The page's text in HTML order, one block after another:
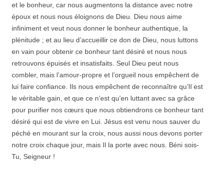
et le bonheur, car nous augmentons la distance avec notre
époux et nous nous éloignons de Dieu. Dieu nous aime
infiniment et veut nous donner le bonheur authentique, la
plénitude ; et au lieu d’accueillir ce don de Dieu, nous luttons
en vain pour obtenir ce bonheur tant désiré et nous nous
retrouvons épuisés et insatisfaits. Seul Dieu peut nous
combler, mais l’amour-propre et l’orgueil nous empêchent de
lui faire confiance. Ils nous empêchent de reconnaître qu’Il est
le véritable gain, et que ce n’est qu’en luttant avec sa grâce
pour purifier nos cœurs que nous obtiendrons ce bonheur tant
désiré qui est de vivre en Lui. Jésus est venu nous sauver du
péché en mourant sur la croix, nous aussi nous devons porter
notre croix chaque jour, mais Il la porte avec nous. Béni sois-
Tu, Seigneur !